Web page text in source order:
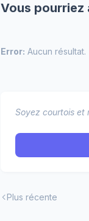
Vous pourriez
Error: Aucun résultat.
Soyez courtois et
Plus récente